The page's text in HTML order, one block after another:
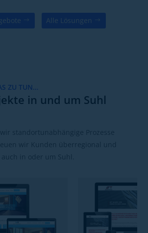
Alle Lösungen
ZU TUN…
in und um Suhl
standortunabhängige Prozesse
wir Kunden überregional und
in oder um Suhl.